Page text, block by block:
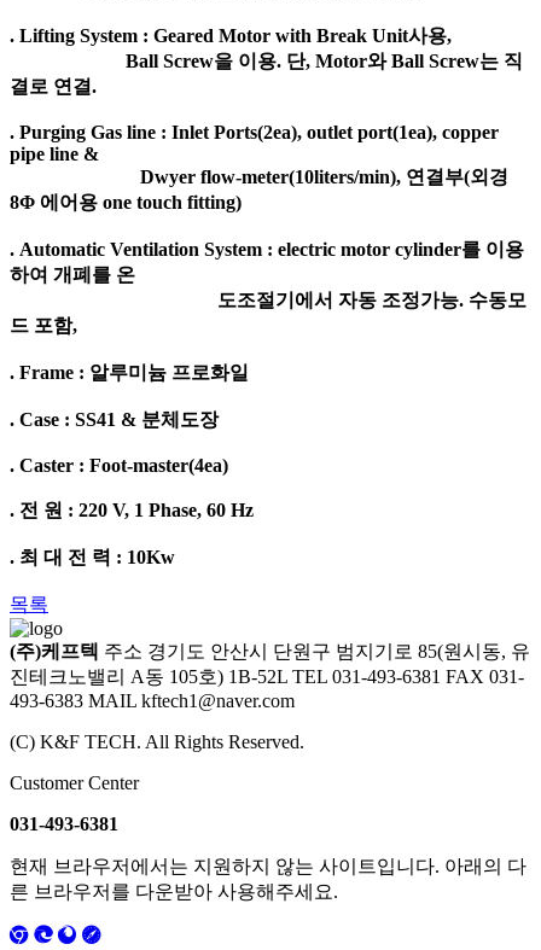
. Lifting System : Geared Motor with Break Unit사용,
Ball Screw을 이용. 단, Motor와 Ball Screw는 직
결로 연결.
. Purging Gas line : Inlet Ports(2ea), outlet port(1ea), copper
pipe line &
Dwyer flow-meter(10liters/min), 연결부(외경
8Φ 에어용 one touch fitting)
. Automatic Ventilation System : electric motor cylinder를 이용
하여 개폐를 온
도조절기에서 자동 조정가능. 수동모
드 포함,
. Frame : 알루미늄 프로화일
. Case : SS41 & 분체도장
. Caster : Foot-master(4ea)
. 전 원 : 220 V, 1 Phase, 60 Hz
. 최 대 전 력 : 10Kw
목록
(주)케프텍 주소 경기도 안산시 단원구 범지기로 85(원시동, 유
진테크노밸리 A동 105호) 1B-52L TEL 031-493-6381 FAX 031-
493-6383 MAIL kftech1@naver.com
(C) K&F TECH. All Rights Reserved.
Customer Center
031-493-6381
현재 브라우저에서는 지원하지 않는 사이트입니다. 아래의 다
른 브라우저를 다운받아 사용해주세요.